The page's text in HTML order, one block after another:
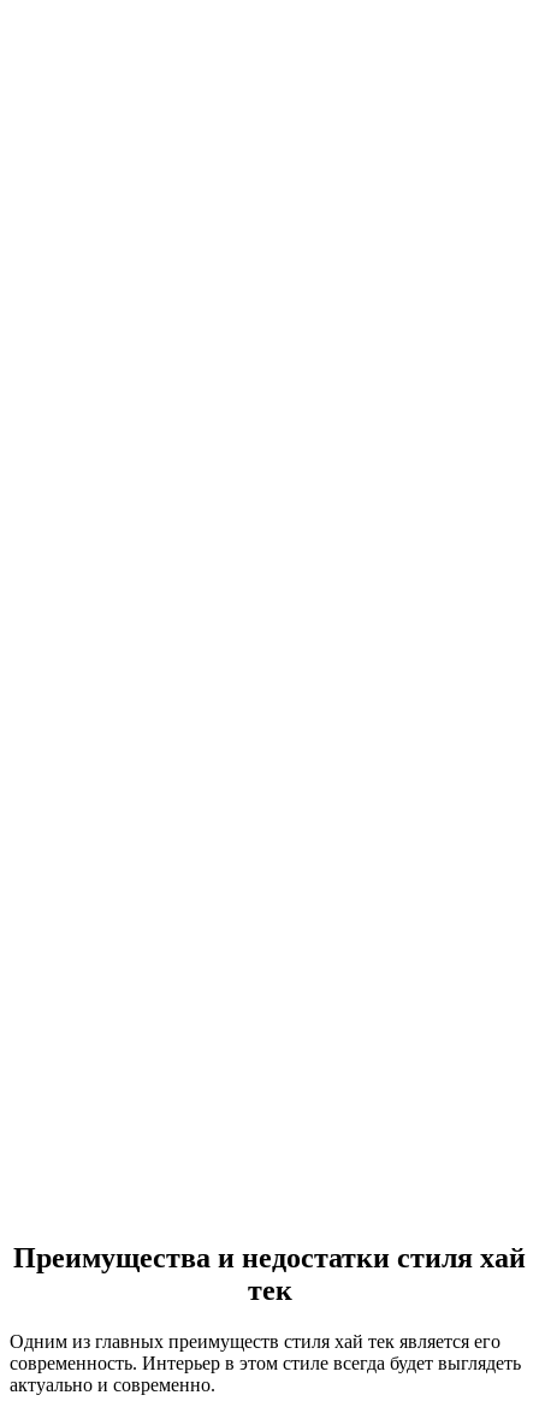
Преимущества и недостатки стиля хай
тек
Одним из главных преимуществ стиля хай тек является его
современность. Интерьер в этом стиле всегда будет выглядеть
актуально и современно.